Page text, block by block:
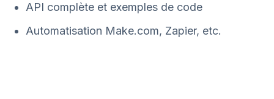
API complète et exemples de code
Automatisation Make.com, Zapier, etc.